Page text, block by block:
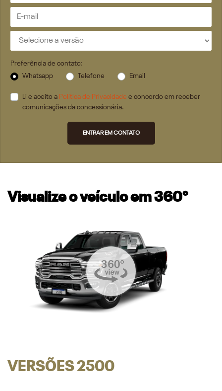
Preferência de contato:
Whatsapp
Telefone Email
Li e aceito a Política de Privacidade e concordo em receber
comunicações da concessionária.
ENTRAR EM CONTATO
Visualize o veículo em 360°
VERSÕES 2500